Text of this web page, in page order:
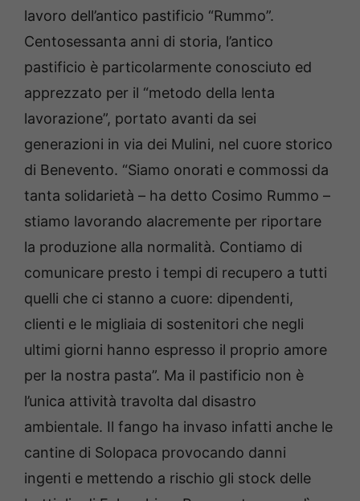
lavoro dell’antico pastificio “Rummo”.
Centosessanta anni di storia, l’antico
pastificio è particolarmente conosciuto ed
apprezzato per il “metodo della lenta
lavorazione”, portato avanti da sei
generazioni in via dei Mulini, nel cuore storico
di Benevento. “Siamo onorati e commossi da
tanta solidarietà – ha detto Cosimo Rummo –
stiamo lavorando alacremente per riportare
la produzione alla normalità. Contiamo di
comunicare presto i tempi di recupero a tutti
quelli che ci stanno a cuore: dipendenti,
clienti e le migliaia di sostenitori che negli
ultimi giorni hanno espresso il proprio amore
per la nostra pasta”. Ma il pastificio non è
l’unica attività travolta dal disastro
ambientale. Il fango ha invaso infatti anche le
cantine di Solopaca provocando danni
ingenti e mettendo a rischio gli stock delle